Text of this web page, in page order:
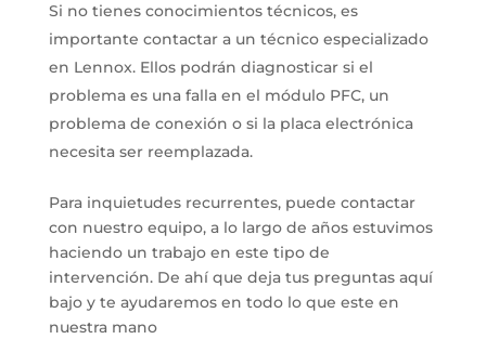
Si no tienes conocimientos técnicos, es
importante contactar a un técnico especializado
en Lennox. Ellos podrán diagnosticar si el
problema es una falla en el módulo PFC, un
problema de conexión o si la placa electrónica
necesita ser reemplazada.
Para inquietudes recurrentes, puede contactar
con nuestro equipo, a lo largo de años estuvimos
haciendo un trabajo en este tipo de
intervención. De ahí que deja tus preguntas aquí
bajo y te ayudaremos en todo lo que este en
nuestra mano